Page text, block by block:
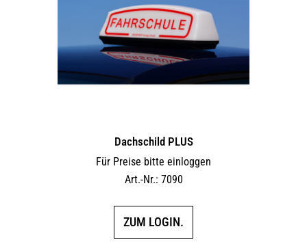
Dachschild PLUS
Für Preise bitte einloggen
Art.-Nr.: 7090
ZUM LOGIN.